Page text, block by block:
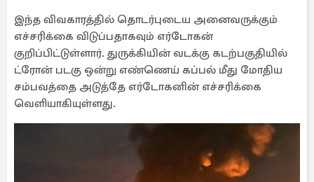
இந்த விவகாரத்தில் தொடர்புடைய அனைவருக்கும்
எச்சரிக்கை விடுப்பதாகவும் எர்டோகன்
குறிப்பிட்டுள்ளார். துருக்கியின் வடக்கு கடற்பகுதியில்
ட்ரோன் படகு ஒன்று எண்ணெய் கப்பல் மீது மோதிய
சம்பவத்தை அடுத்தே எர்டோகனின் எச்சரிக்கை
வெளியாகியுள்ளது.